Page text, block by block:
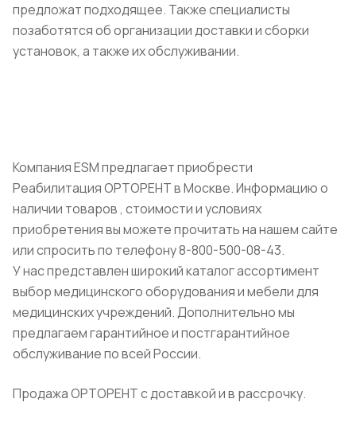
предложат подходящее. Также специалисты
позаботятся об организации доставки и сборки
установок, а также их обслуживании.
Компания ESM предлагает приобрести
Реабилитация ОРТОРЕНТ в Москве. Информацию о
наличии товаров , стоимости и условиях
приобретения вы можете прочитать на нашем сайте
или спросить по телефону 8-800-500-08-43.
У нас представлен широкий каталог ассортимент
выбор медицинского оборудования и мебели для
медицинских учреждений. Дополнительно мы
предлагаем гарантийное и постгарантийное
обслуживание по всей России.
Продажа ОРТОРЕНТ с доставкой и в рассрочку.